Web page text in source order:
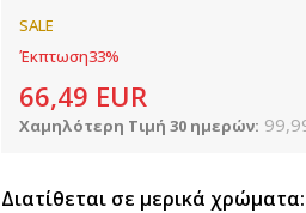
SALE
Έκπτωση33%
66,49 EUR
Χαμηλότερη Τιμή 30 ημερών:
Διατίθεται σε μερικά χρώματα: